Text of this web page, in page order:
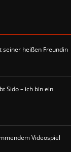
seiner heißen Freundin
Sido – ich bin ein
Videospiel